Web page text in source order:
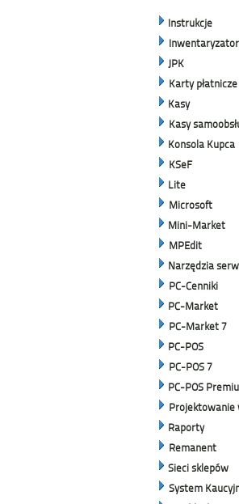
Instrukcje
JPK
Karty płatnicze
Kasy
Kasy
Konsola Kupca
KSeF
Lite
Microsoft
Mini-Market
MPEdit
Narzędzia
PC-Cenniki
PC-Market
PC-Market 7
PC-POS
PC-POS 7
PC-POS
Projektowanie
Raporty
Remanent
Sieci sklepów
System